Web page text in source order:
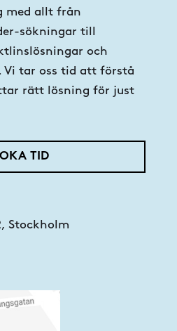
med allt från
sökningar till
och
Vi tar oss tid att förstå
rätt lösning för just
TID
Stockholm